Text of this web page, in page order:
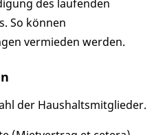
des laufenden
So können
vermieden werden.
der Haushaltsmitglieder.